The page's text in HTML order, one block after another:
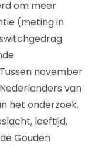
om meer
(meting in
november
Nederlanders van
het onderzoek.
leeftijd,
Gouden